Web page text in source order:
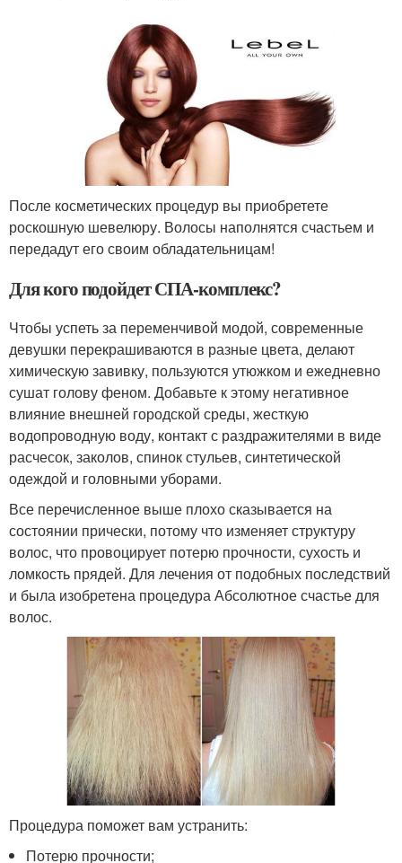
После косметических процедур вы приобретете
роскошную шевелюру. Волосы наполнятся счастьем и
передадут его своим обладательницам!
Для кого подойдет СПА-комплекс?
Чтобы успеть за переменчивой модой, современные
девушки перекрашиваются в разные цвета, делают
химическую завивку, пользуются утюжком и ежедневно
сушат голову феном. Добавьте к этому негативное
влияние внешней городской среды, жесткую
водопроводную воду, контакт с раздражителями в виде
расчесок, заколов, спинок стульев, синтетической
одеждой и головными уборами.
Все перечисленное выше плохо сказывается на
состоянии прически, потому что изменяет структуру
волос, что провоцирует потерю прочности, сухость и
ломкость прядей. Для лечения от подобных последствий
и была изобретена процедура Абсолютное счастье для
волос.
Процедура поможет вам устранить:
Потерю прочности;